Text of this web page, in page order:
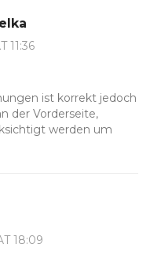
11:36
ist korrekt jedoch
der Vorderseite,
werden um
18:09